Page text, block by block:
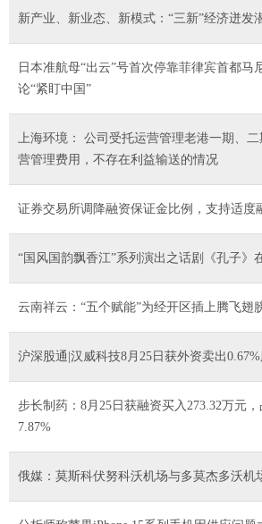
新产业、新业态、新模式：“三新”经济迸发
日本准航母“出云”号首次停靠菲律宾首都马
论“紧盯中国”
上海环境： 公司受托运营管理老港一期、
营管理费用，不存在利益输送的情况
证券交易所调降融资保证金比例，支持适度
“国风国韵飘香江”系列演出之话剧《孔子》
云南祥云：“五个赋能”为经开区插上腾飞翅
沪深股通|汉威科技8月25日获外资卖出
步长制药：8月25日获融资买入273.32万元
7.87%
俄媒：莫斯科伏努科沃机场与多莫杰多沃机